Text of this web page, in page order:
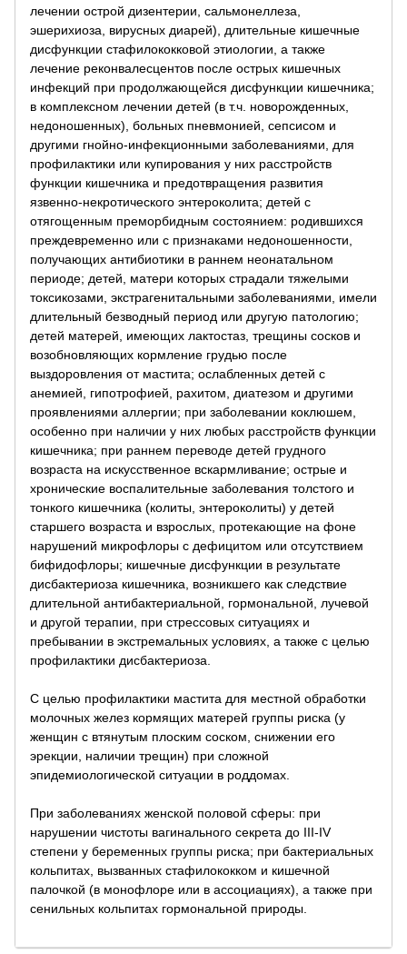
лечении острой дизентерии, сальмонеллеза,
эшерихиоза, вирусных диарей), длительные кишечные
дисфункции стафилококковой этиологии, а также
лечение реконвалесцентов после острых кишечных
инфекций при продолжающейся дисфункции кишечника;
в комплексном лечении детей (в т.ч. новорожденных,
недоношенных), больных пневмонией, сепсисом и
другими гнойно-инфекционными заболеваниями, для
профилактики или купирования у них расстройств
функции кишечника и предотвращения развития
язвенно-некротического энтероколита; детей с
отягощенным преморбидным состоянием: родившихся
преждевременно или с признаками недоношенности,
получающих антибиотики в раннем неонатальном
периоде; детей, матери которых страдали тяжелыми
токсикозами, экстрагенитальными заболеваниями, имели
длительный безводный период или другую патологию;
детей матерей, имеющих лактостаз, трещины сосков и
возобновляющих кормление грудью после
выздоровления от мастита; ослабленных детей с
анемией, гипотрофией, рахитом, диатезом и другими
проявлениями аллергии; при заболевании коклюшем,
особенно при наличии у них любых расстройств функции
кишечника; при раннем переводе детей грудного
возраста на искусственное вскармливание; острые и
хронические воспалительные заболевания толстого и
тонкого кишечника (колиты, энтероколиты) у детей
старшего возраста и взрослых, протекающие на фоне
нарушений микрофлоры с дефицитом или отсутствием
бифидофлоры; кишечные дисфункции в результате
дисбактериоза кишечника, возникшего как следствие
длительной антибактериальной, гормональной, лучевой
и другой терапии, при стрессовых ситуациях и
пребывании в экстремальных условиях, а также с целью
профилактики дисбактериоза.
С целью профилактики мастита для местной обработки
молочных желез кормящих матерей группы риска (у
женщин с втянутым плоским соском, снижении его
эрекции, наличии трещин) при сложной
эпидемиологической ситуации в роддомах.
При заболеваниях женской половой сферы: при
нарушении чистоты вагинального секрета до III-IV
степени у беременных группы риска; при бактериальных
кольпитах, вызванных стафилококком и кишечной
палочкой (в монофлоре или в ассоциациях), а также при
сенильных кольпитах гормональной природы.